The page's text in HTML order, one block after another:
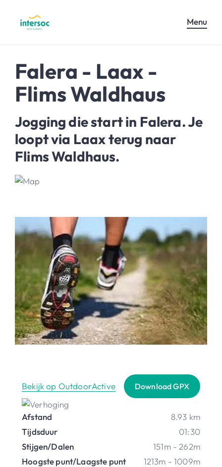
Menu
Falera - Laax -
Flims Waldhaus
Jogging die start in Falera. Je
loopt via Laax terug naar
Flims Waldhaus.
Bekijk op OutdoorActive Download GPX
Afstand
8.93 km
Tijdsduur
01:30
Stijgen/Dalen
151m - 262m
Hoogste punt/Laagste punt
1213m - 1009m